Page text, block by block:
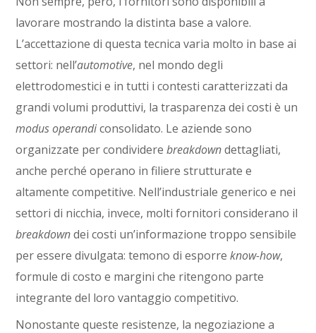
lavorare mostrando la distinta base a valore.
L’accettazione di questa tecnica varia molto in base ai
settori: nell’automotive, nel mondo degli
elettrodomestici e in tutti i contesti caratterizzati da
grandi volumi produttivi, la trasparenza dei costi è un
modus operandiconsolidato. Le aziende sono
organizzate per condividerebreakdowndettagliati,
anche perché operano in filiere strutturate e
altamente competitive. Nell’industriale generico e nei
settori di nicchia, invece, molti fornitori considerano il
breakdowndei costi un’informazione troppo sensibile
per essere divulgata: temono di esporreknow-how,
formule di costo e margini che ritengono parte
integrante del loro vantaggio competitivo.
Nonostante queste resistenze, la negoziazione a